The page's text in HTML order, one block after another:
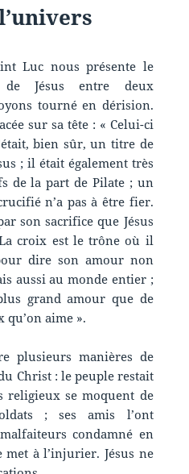
Luc nous présente le
de Jésus entre deux
tourné en dérision.
sur sa tête : « Celui-ci
bien sûr, un titre de
; il était également très
de la part de Pilate ; un
n’a pas à être fier.
son sacrifice que Jésus
croix est le trône où il
dire son amour non
aussi au monde entier ;
grand amour que de
aime ».
plusieurs manières de
Christ : le peuple restait
religieux se moquent de
; ses amis l’ont
condamné en
à l’injurier. Jésus ne